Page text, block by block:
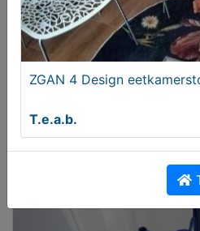
Grammofoon (oud)
€ 580,00
ZGAN 4 Design
T.e.a.b.